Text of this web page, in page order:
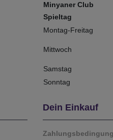
Minyaner Club
Spieltag
Montag-Freitag
Mittwoch
Samstag
Sonntag
Dein Einkauf